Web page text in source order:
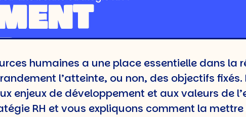
UNE
humaines a une place essentielle dans la
l’atteinte, ou non, des objectifs
enjeux de développement et aux valeurs de
RH et vous expliquons comment la mettre